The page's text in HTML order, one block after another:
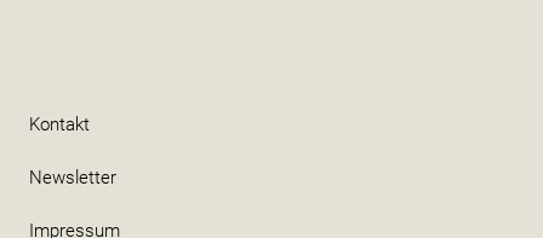
Kontakt
Newsletter
Impressum